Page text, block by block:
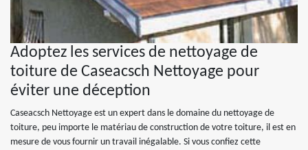
Adoptez les services de nettoyage de
toiture de Caseacsch Nettoyage pour
éviter une déception
Caseacsch Nettoyage est un expert dans le domaine du nettoyage de
toiture, peu importe le matériau de construction de votre toiture, il est en
mesure de vous fournir un travail inégalable. Si vous confiez cette